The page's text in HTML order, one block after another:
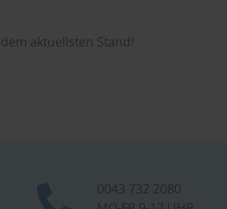
aktuellsten Stand!
0043 732 2080